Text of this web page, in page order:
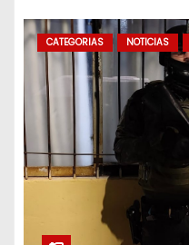
CATEGORIAS NOTICIAS